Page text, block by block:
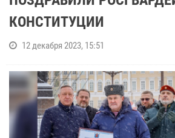
КОНСТИТУЦИИ
12 декабря 2023, 15:51